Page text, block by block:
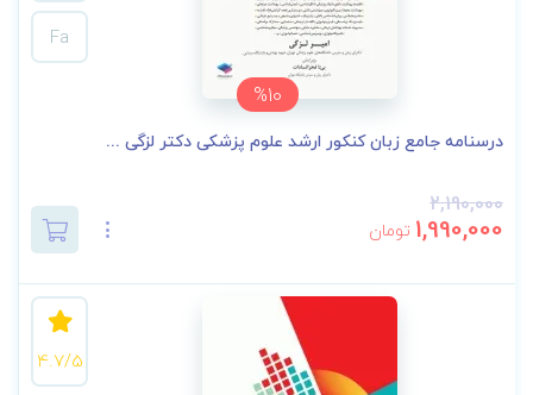
%10
Fa
درسنامه جامع زبان کنکور ارشد علوم پزشکی دکتر لزگی ...
2,190,000
1,990,000 تومان
4.7/5